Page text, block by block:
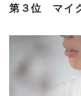
第３位 マイ